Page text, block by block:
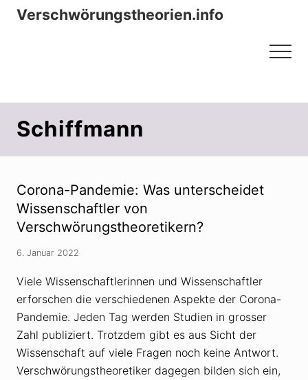
Menu
Zum
ZurVerschwörungstheorien.info
Menu
Schiffmann
Corona-Pandemie: Was unterscheidet
Wissenschaftler von
Verschwörungstheoretikern?
6. Januar 2022
Viele Wissenschaftlerinnen und Wissenschaftler
erforschen die verschiedenen Aspekte der Corona-
Pandemie. Jeden Tag werden Studien in grosser
Zahl publiziert. Trotzdem gibt es aus Sicht der
Wissenschaft auf viele Fragen noch keine Antwort.
Verschwörungstheoretiker dagegen bilden sich ein,